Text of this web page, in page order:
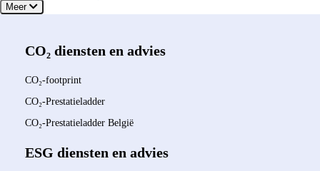
Meer
CO₂ diensten en advies
CO₂-footprint
CO₂-Prestatieladder
CO₂-Prestatieladder België
ESG diensten en advies